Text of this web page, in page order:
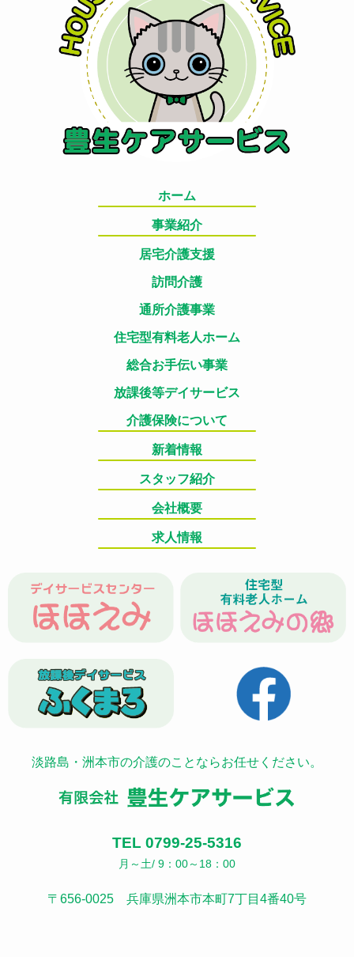
ホーム
事業紹介
居宅介護支援
訪問介護
通所介護事業
住宅型有料老人ホーム
総合お手伝い事業
放課後等デイサービス
介護保険について
新着情報
スタッフ紹介
会社概要
求人情報
淡路島・洲本市の介護のことならお任せください。
TEL 0799-25-5316
月～土/ 9：00～18：00
〒656-0025 兵庫県洲本市本町7丁目4番40号